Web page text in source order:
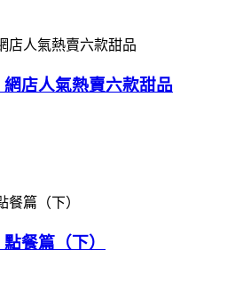
網店人氣熱賣六款甜品
餐篇（下）